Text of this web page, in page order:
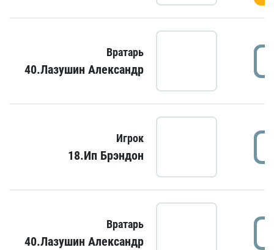
Вратарь
40.Лазушин Александр
Игрок
18.Ип Брэндон
Вратарь
40.Лазушин Александр